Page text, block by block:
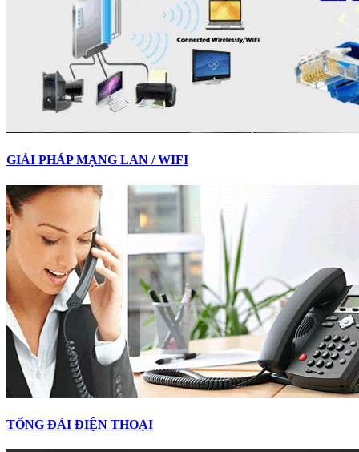
GIẢI PHÁP MẠNG LAN / WIFI
TỔNG ĐÀI ĐIỆN THOẠI